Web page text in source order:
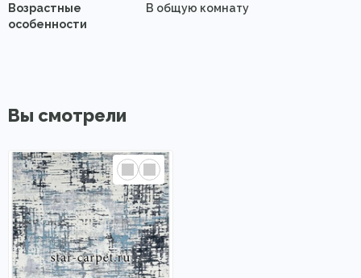
Возрастные
особенности
В общую комнату
Вы смотрели